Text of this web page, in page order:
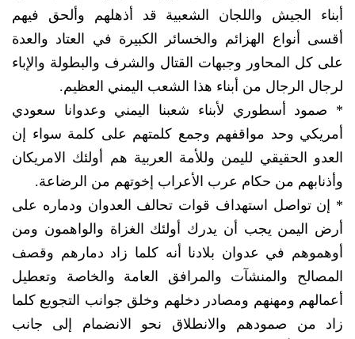
أبناء الجيش واللجان الشعبية قد أذهلهم وألحق فيهم
أقسى أنواع الهزائم والخسائر الكبيرة في العتاد والعدة
على كل المحاور وجبهات القتال والشرف والبطولة والإباء
لرجال الرجال من أبناء هذا الشعب اليمني العظيم.
* صمود أسطوري لأبناء شعبنا اليمني وعدوانا سعودي
أمريكي وحد مواقفهم وجمع كلمتهم على كلمة سواء إن
العدو الحقيقي لليمن وللأمة العربية هم أولئك الامريكان
وأذنابهم من حكام عرب الأعراب إخوتهم من الرضاعة.
* إن تواصل استهداف قوات تحالف العدوان ودماره على
أرض اليمن يجب أن يدرك أولئك الغزاة والواهمون ومن
أوهموهم في عدوان بلادنا أنه كلما زاد دمارهم وقصف
المصالح والمنشآت والمرافق العامة والخاصة وتعطيل
أعمالهم ومهنهم ومصادر دخلهم وخلق جوانب التجويع كلما
زاد من صمودهم والانطلاق نحو الانضمام إلى جانب